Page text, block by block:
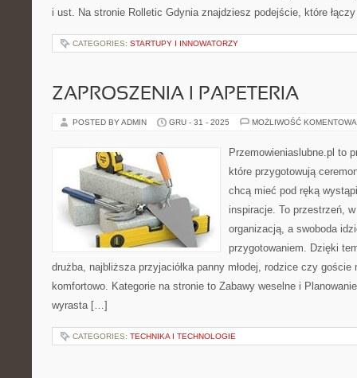
i ust. Na stronie Rolletic Gdynia znajdziesz podejście, które
CATEGORIES: STARTUPY I INNOWATORZY
ZAPROSZENIA I PAPETERIA
POSTED BY ADMIN GRU - 31 - 2025 MOŻLIWOŚĆ
Przemowieniaslubne.pl to
które przygotowują
chcą mieć pod ręką
inspiracje. To przestrzeń,
organizacją, a swoboda
przygotowaniem. Dzięki
drużba, najbliższa przyjaciółka panny młodej, rodzice czy
komfortowo. Kategorie na stronie to Zabawy weselne i
wyrasta […]
CATEGORIES: TECHNIKA I TECHNOLOGIE